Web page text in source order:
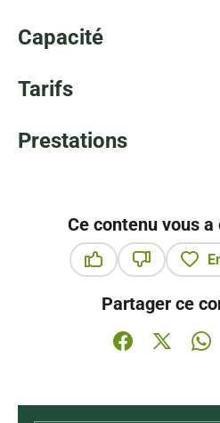
Capacité
Tarifs
Prestations
Ce contenu vous
Partager ce
Partager sur